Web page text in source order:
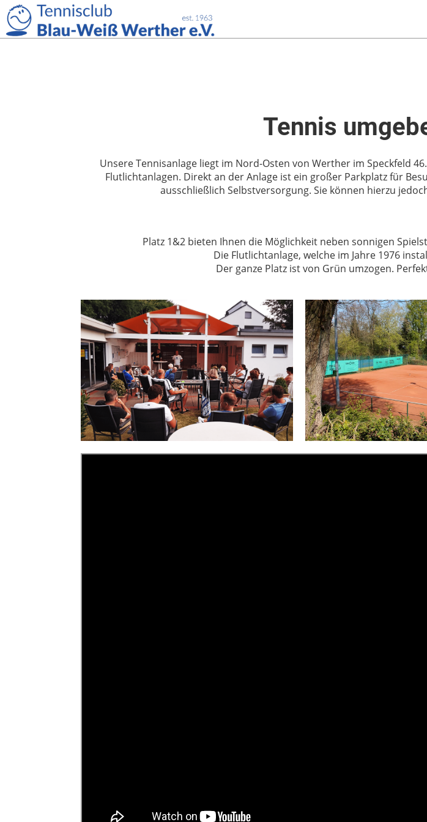
Tennis
Unsere Tennisanlage liegt im Nord-Osten von Werther im Speckfeld
Flutlichtanlagen. Direkt an der Anlage ist ein großer Parkplatz für
ausschließlich Selbstversorgung. Sie können hierzu
Platz 1&2 bieten Ihnen die Möglichkeit neben sonnigen
Die Flutlichtanlage, welche im Jahre 1976
Der ganze Platz ist von Grün umzogen.